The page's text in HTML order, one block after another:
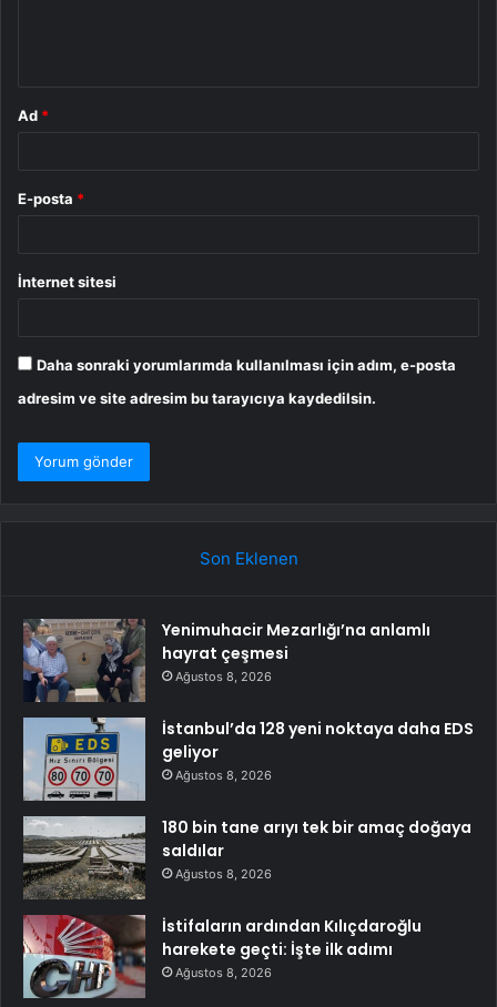
Ad *
E-posta *
İnternet sitesi
Daha sonraki yorumlarımda kullanılması için adım, e-posta
adresim ve site adresim bu tarayıcıya kaydedilsin.
Son Eklenen
Yenimuhacir Mezarlığı’na anlamlı
hayrat çeşmesi
Ağustos 8, 2026
İstanbul’da 128 yeni noktaya daha EDS
geliyor
Ağustos 8, 2026
180 bin tane arıyı tek bir amaç doğaya
saldılar
Ağustos 8, 2026
İstifaların ardından Kılıçdaroğlu
harekete geçti: İşte ilk adımı
Ağustos 8, 2026